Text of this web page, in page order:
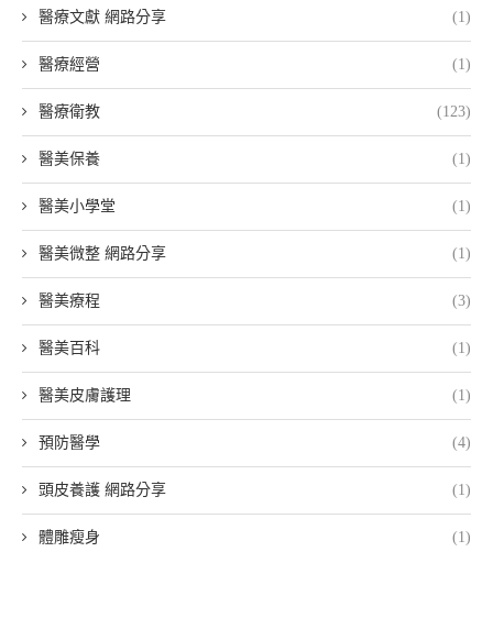
醫療文獻 網路分享 (1)
醫療經營 (1)
醫療衛教 (123)
醫美保養 (1)
醫美小學堂 (1)
醫美微整 網路分享 (1)
醫美療程 (3)
醫美百科 (1)
醫美皮膚護理 (1)
預防醫學 (4)
頭皮養護 網路分享 (1)
體雕瘦身 (1)